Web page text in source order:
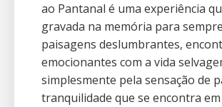
ao Pantanal é uma experiência
gravada na memória para
paisagens deslumbrantes,
emocionantes com a vida
simplesmente pela sensação de
tranquilidade que se encontra